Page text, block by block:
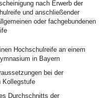
nach Erwerb der
und anschließender
oder fachgebundenen
Hochschulreife an einem
in Bayern
bei der
Kollegstufe
Durchschnitts der